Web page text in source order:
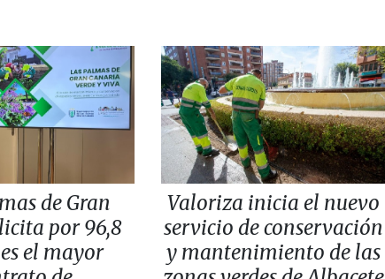
de Gran
por 96,8
el mayor
Valoriza inicia el nuevo
servicio de conservación
y mantenimiento de las